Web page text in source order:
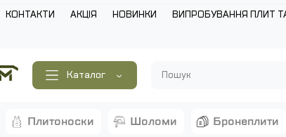
КОНТАКТИ АКЦІЯ НОВИНКИ ВИПРОБУВАННЯ ПЛИТ
Каталог
плитоноски шоломи бронеплити